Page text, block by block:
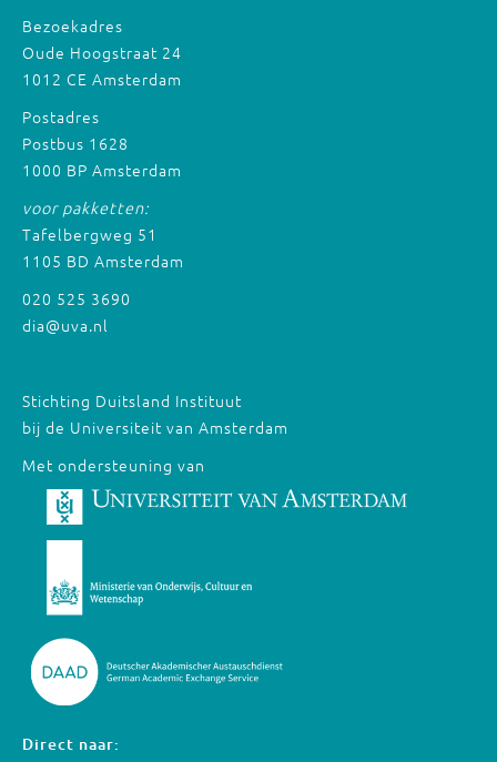
Bezoekadres
Oude Hoogstraat 24
1012 CE Amsterdam
Postadres
Postbus 1628
1000 BP Amsterdam
voor pakketten:
Tafelbergweg 51
1105 BD Amsterdam
020 525 3690
dia@uva.nl
Stichting Duitsland Instituut
bij de Universiteit van Amsterdam
Met ondersteuning van
Direct naar: